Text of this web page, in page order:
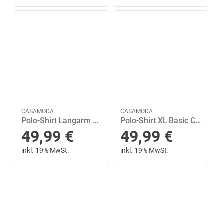
CASAMODA
Polo-Shirt Langarm M Basic Circular Knit - Grün
49,99 €
inkl. 19% MwSt.
CASAMODA
Polo-Shirt XL Basic Circular Knit - Blau
49,99 €
inkl. 19% MwSt.